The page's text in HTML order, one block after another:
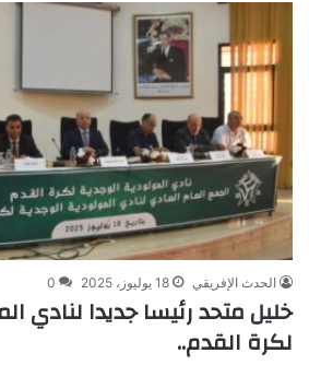
الحدث الإفريقي 18 يوليوز، 2025 0
خليل متحد رئيسا جديدا لنادي
لكرة القدم..